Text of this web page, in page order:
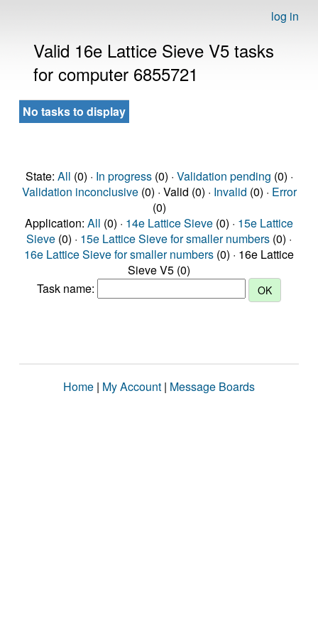
log in
Valid 16e Lattice Sieve V5 tasks
for computer 6855721
No tasks to display
State: All (0) · In progress(0) · Validation pending (0) ·
Validation inconclusive(0) · Valid (0) · Invalid (0) · Error
(0)
Application: All (0) · 14e Lattice Sieve (0) · 15e Lattice
Sieve (0) · 15e Lattice Sieve for smaller numbers (0) ·
16e Lattice Sieve for smaller numbers (0) · 16e Lattice
Sieve V5 (0)
Task name:
Home | My Account | Message Boards